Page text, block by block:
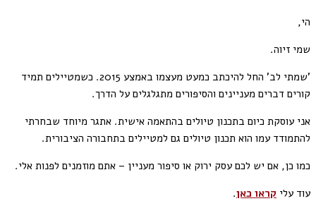
הי,
שמי זיוה.
'שמתי לב' החל להיכתב כמעט מעצמו באמצע 2015. כשמטיילים תמיד
קורים דברים מעניינים והסיפורים מתגלגלים על הדרך.
אני עוסקת כיום בתכנון טיולים בהתאמה אישית. אתגר מיוחד שבחרתי
להתמודד עמו הוא תכנון טיולים גם למטיילים בתחבורה הציבורית.
כמו כן, אם יש לכם עסק ירוק או סיפור מעניין – אתם מוזמנים לפנות אלי.
עוד עלי קראו כאן.